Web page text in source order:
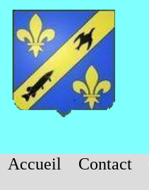
Accueil Contact